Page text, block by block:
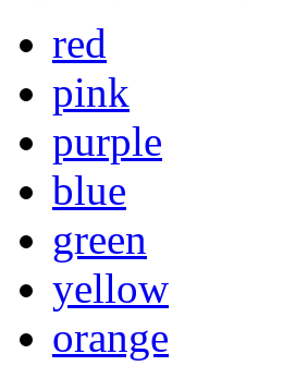
red
pink
purple
blue
green
yellow
orange